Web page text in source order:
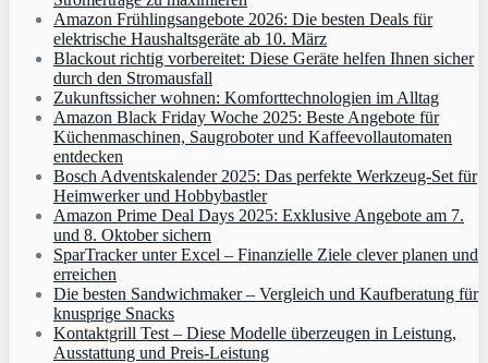
Amazon Frühlingsangebote 2026: Die besten Deals für
elektrische Haushaltsgeräte ab 10. März
Blackout richtig vorbereitet: Diese Geräte helfen Ihnen sicher
durch den Stromausfall
Zukunftssicher wohnen: Komforttechnologien im Alltag
Amazon Black Friday Woche 2025: Beste Angebote für
Küchenmaschinen, Saugroboter und Kaffeevollautomaten
entdecken
Bosch Adventskalender 2025: Das perfekte Werkzeug-Set für
Heimwerker und Hobbybastler
Amazon Prime Deal Days 2025: Exklusive Angebote am 7.
und 8. Oktober sichern
SparTracker unter Excel – Finanzielle Ziele clever planen und
erreichen
Die besten Sandwichmaker – Vergleich und Kaufberatung für
knusprige Snacks
Kontaktgrill Test – Diese Modelle überzeugen in Leistung,
Ausstattung und Preis-Leistung